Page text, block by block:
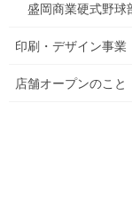
私たちは今まで培っ
とで、文化の創造・
盛岡商業硬式野球
印刷・デザイン事業
店舗オープンのこと